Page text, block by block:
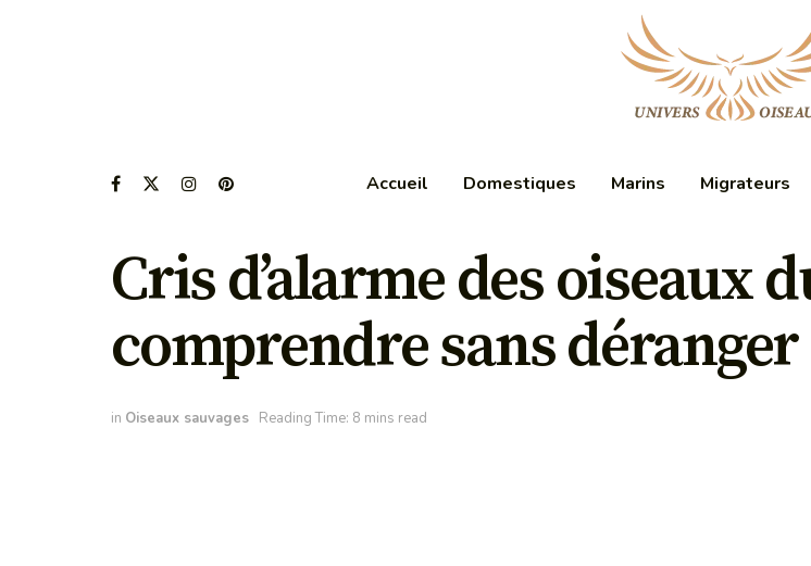
Accueil Domestiques Marins Migrateurs
Cris d’alarme des oiseaux
comprendre sans déranger
in Oiseaux sauvages Reading Time: 8 mins read